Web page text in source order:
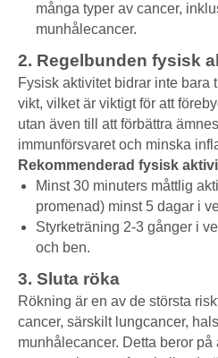
många typer av cancer,
munhålecancer.
2. Regelbunden fysisk
Fysisk aktivitet bidrar inte bara
vikt, vilket är viktigt för att
utan även till att förbättra
immunförsvaret och minska
Rekommenderad fysisk
Minst 30 minuters måttlig
promenad) minst 5 dagar i
Styrketräning 2-3 gånger i
och ben.
3. Sluta röka
Rökning är en av de största
cancer, särskilt lungcancer,
munhålecancer. Detta beror